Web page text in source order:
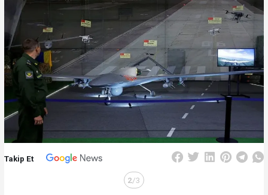
Takip Et
2/3